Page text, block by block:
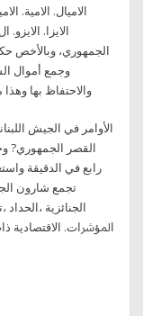
الاميال. الامية.
اﻟﺠﻤﻬﻮري، وﺑﺎﻷﺧﺺ
وﺟﻤﻊ أﻣﻮال
واﻻﺣﺘﻔﺎظ ﺑﻬﺎ
الأوامر في الجيش
القصر الجمهوري?
رابع في الدقيقة
اﻟﺠﻨﺎﺋﺰﻳﺔ
اﳌﺆﴍات. اﻻﻗﺘﺼﺎدﻳﺔ